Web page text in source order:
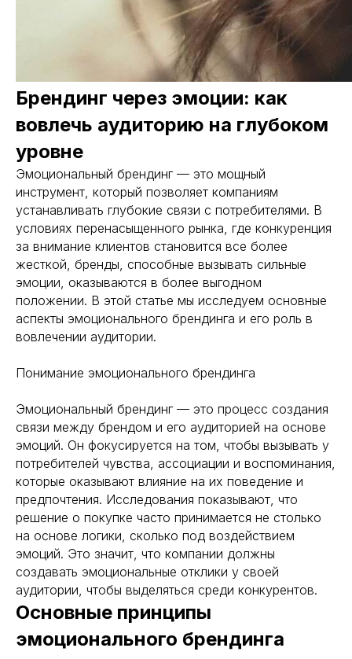
Брендинг через эмоции: как
вовлечь аудиторию на глубоком
уровне
Эмоциональный брендинг — это мощный
инструмент, который позволяет компаниям
устанавливать глубокие связи с потребителями. В
условиях перенасыщенного рынка, где конкуренция
за внимание клиентов становится все более
жесткой, бренды, способные вызывать сильные
эмоции, оказываются в более выгодном
положении. В этой статье мы исследуем основные
аспекты эмоционального брендинга и его роль в
вовлечении аудитории.
Понимание эмоционального брендинга
Эмоциональный брендинг — это процесс создания
связи между брендом и его аудиторией на основе
эмоций. Он фокусируется на том, чтобы вызывать у
потребителей чувства, ассоциации и воспоминания,
которые оказывают влияние на их поведение и
предпочтения. Исследования показывают, что
решение о покупке часто принимается не столько
на основе логики, сколько под воздействием
эмоций. Это значит, что компании должны
создавать эмоциональные отклики у своей
аудитории, чтобы выделяться среди конкурентов.
Основные принципы
эмоционального брендинга